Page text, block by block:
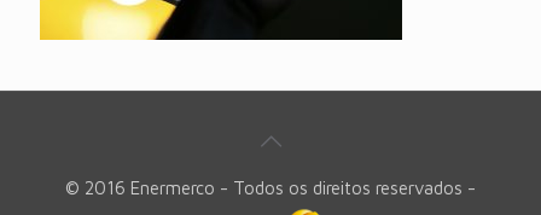
© 2016 Enermerco - Todos os direitos reservados -